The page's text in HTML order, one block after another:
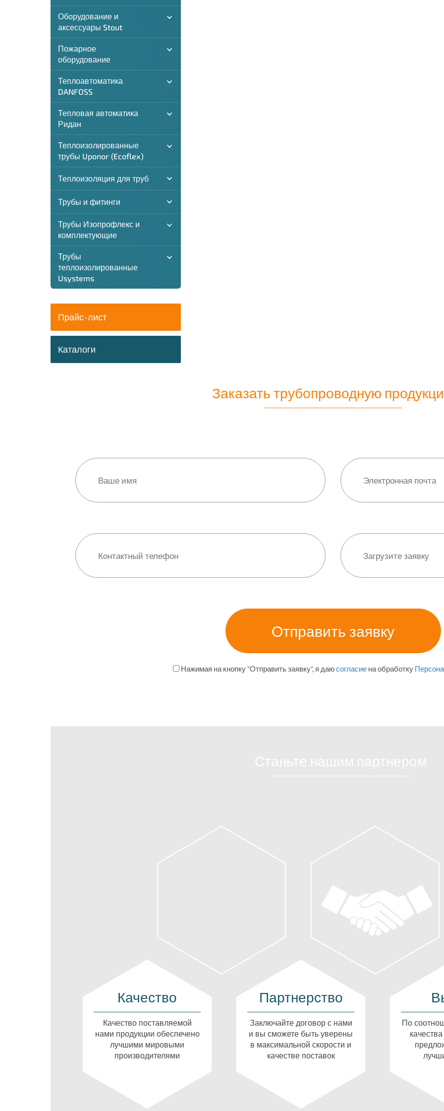
Оборудование и
аксессуары Stout
Пожарное
оборудование
Теплоавтоматика
DANFOSS
Тепловая автоматика
Ридан
Теплоизолированные
трубы Uponor (Ecoflex)
Теплоизоляция для труб
Трубы и фитинги
Трубы Изопрофлекс и
комплектующие
Трубы
теплоизолированные
Usystems
Прайс-лист
Каталоги
Заказать трубопроводную
Нажимая на кнопку "Отправить заявку", я даюсогласие на обработку
Качество
Качество поставляемой
нами продукции обеспечено
лучшими мировыми
производителями
Партнерство
Заключайте договор с нами
и вы сможете быть уверены
в максимальной скорости и
качестве поставок
По